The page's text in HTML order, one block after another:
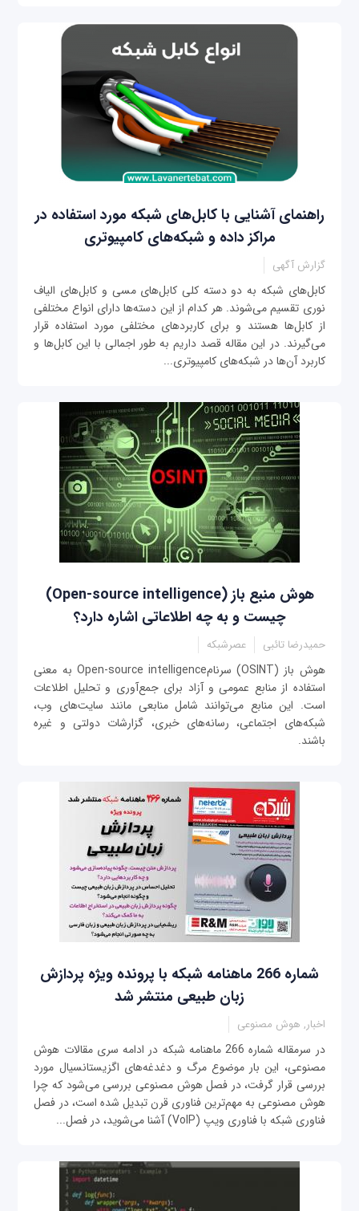
راهنمای آشنایی با کابل‌های شبکه مورد استفاده در
مراکز داده و شبکه‌های کامپیوتری
گزارش آگهی
کابل‌های شبکه به دو دسته کلی کابل‌های مسی و کابل‌های الیاف
نوری تقسیم می‌شوند. هر کدام از این دسته‌ها دارای انواع مختلفی
از کابل‌ها هستند و برای کاربردهای مختلفی مورد استفاده قرار
می‌گیرند. در این مقاله قصد داریم به طور اجمالی با این کابل‌ها و
کاربرد آن‌ها در شبکه‌های کامپیوتری...
هوش منبع باز (Open-source intelligence)
چیست و به چه اطلاعاتی اشاره دارد؟
حمیدرضا تائبی عصرشبکه
هوش باز (OSINT) سرنامOpen-source intelligence به معنی
استفاده از منابع عمومی و آزاد برای جمع‌آوری و تحلیل اطلاعات
است. این منابع می‌توانند شامل منابعی مانند سایت‌های وب،
شبکه‌های اجتماعی، رسانه‌های خبری، گزارشات دولتی و غیره
باشند.
شماره 266 ماهنامه شبکه با پرونده ویژه پردازش
زبان طبیعی منتشر شد
اخبار, هوش مصنوعی
در سرمقاله شماره 266 ماهنامه شبکه در ادامه سری مقالات هوش
مصنوعی، این بار موضوع مرگ و دغدغه‌های اگزیستانسیال مورد
بررسی قرار گرفت، در فصل هوش مصنوعی بررسی ‌می‌شود که چرا
هوش مصنوعی به مهم‌ترین فناوری قرن تبدیل شده است، در فصل
فناوری شبکه با فناوری ویپ (VoIP) آشنا می‌شوید، در فصل...